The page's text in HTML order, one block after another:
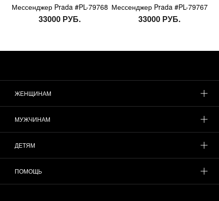
Мессенджер Prada #PL-79768
33000 РУБ.
Мессенджер Prada #PL-79767
33000 РУБ.
ЖЕНЩИНАМ
МУЖЧИНАМ
ДЕТЯМ
ПОМОЩЬ